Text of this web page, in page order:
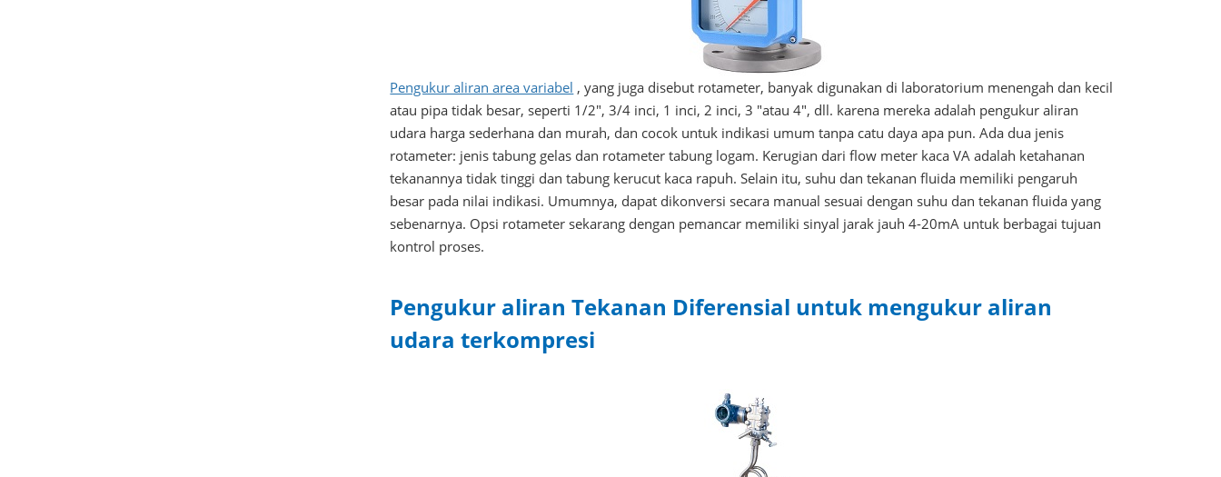
Pengukur aliran area variabel , yang juga disebut rotameter, banyak digunakan di laboratorium menengah dan kecil
atau pipa tidak besar, seperti 1/2", 3/4 inci, 1 inci, 2 inci, 3 "atau 4", dll. karena mereka adalah pengukur aliran
udara harga sederhana dan murah, dan cocok untuk indikasi umum tanpa catu daya apa pun. Ada dua jenis
rotameter: jenis tabung gelas dan rotameter tabung logam. Kerugian dari flow meter kaca VA adalah ketahanan
tekanannya tidak tinggi dan tabung kerucut kaca rapuh. Selain itu, suhu dan tekanan fluida memiliki pengaruh
besar pada nilai indikasi. Umumnya, dapat dikonversi secara manual sesuai dengan suhu dan tekanan fluida yang
sebenarnya. Opsi rotameter sekarang dengan pemancar memiliki sinyal jarak jauh 4-20mA untuk berbagai tujuan
kontrol proses.
Pengukur aliran Tekanan Diferensial untuk mengukur aliran
udara terkompresi